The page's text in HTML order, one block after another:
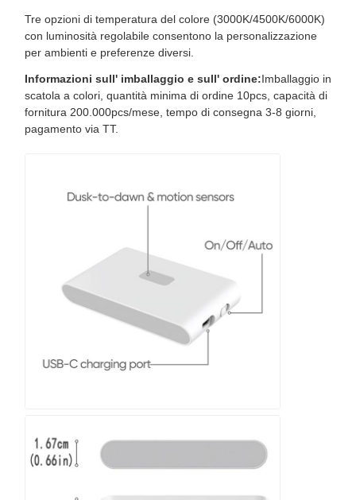
Tre opzioni di temperatura del colore (3000K/4500K/6000K)
con luminosità regolabile consentono la personalizzazione
per ambienti e preferenze diversi.
Informazioni sull' imballaggio e sull' ordine:Imballaggio in
scatola a colori, quantità minima di ordine 10pcs, capacità di
fornitura 200.000pcs/mese, tempo di consegna 3-8 giorni,
pagamento via TT.